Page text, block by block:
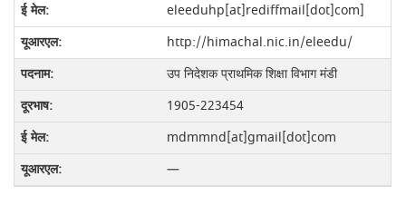
eleeduhp[at]rediffmail[dot]com]
http://himachal.nic.in/eleedu/
उप निदेशक प्राथमिक शिक्षा विभाग मंडी
1905-223454
mdmmnd[at]gmail[dot]com
—